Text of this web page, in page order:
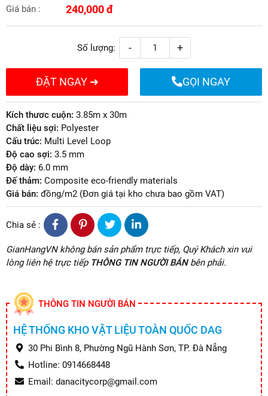
Giá bán : 240,000 đ
Số lượng: - +
ĐẶT NGAY ➜ GỌI NGAY
Kích thươc cuộn: 3.85m x 30m
Chất liệu sợi: Polyester
Cấu trúc: Multi Level Loop
Độ cao sợi: 3.5 mm
Độ dày: 6.0 mm
Đế thảm: Composite eco-friendly materials
Giá bán: đồng/m2 (Đơn giá tại kho chưa bao gồm VAT)
Chia sẻ :
GianHangVN không bán sản phẩm trực tiếp, Quý Khách xin vui
lòng liên hệ trực tiếp THÔNG TIN NGƯỜI BÁNbên phải.
THÔNG TIN NGƯỜI BÁN
HỆ THỐNG KHO VẬT LIỆU TOÀN QUỐC DAG
30 Phi Bình 8, Phường Ngũ Hành Sơn, TP. Đà Nẵng
Hotline: 0914668448
Email: danacitycorp@gmail.com